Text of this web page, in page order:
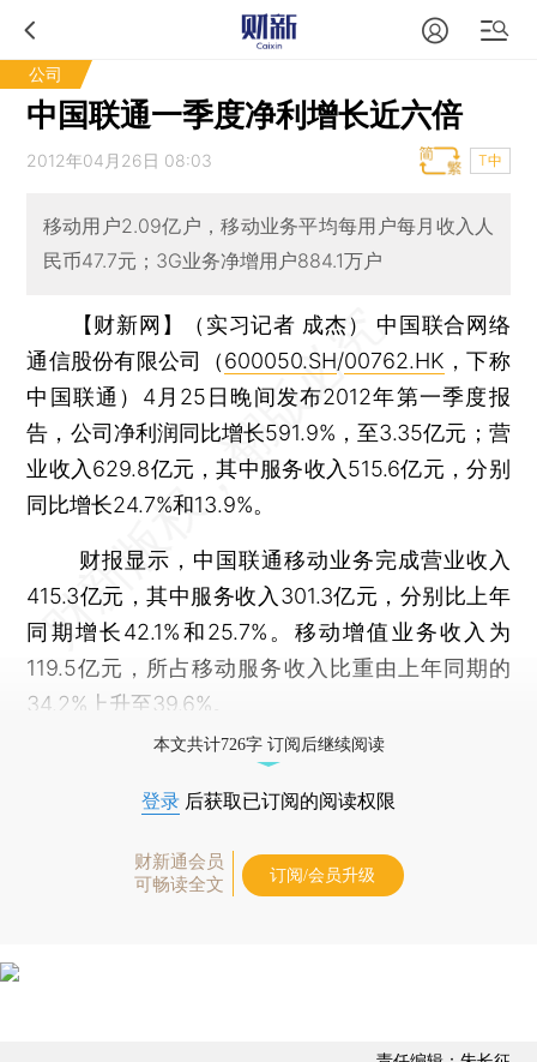
公司
中国联通一季度净利增长近六倍
2012年04月26日 08:03 T中
移动用户2.09亿户，移动业务平均每用户每月收入人
民币47.7元；3G业务净增用户884.1万户
【财新网】（实习记者 成杰）
中国联合网络
通信股份有限公司（600050.SH/00762.HK ，下称
中国联通）4月25日晚间发布2012年第一季度报
告，公司净利润同比增长591.9%，至3.35亿元；营
业收入629.8亿元，其中服务收入515.6亿元，分别
同比增长24.7%和13.9%。
财报显示，中国联通移动业务完成营业收入
415.3亿元，其中服务收入301.3亿元，分别比上年
同期增长42.1%和25.7%。移动增值业务收入为
119.5亿元，所占移动服务收入比重由上年同期的
34.2%上升至39.6%。
本文共计726字 订阅后继续阅读
登录 后获取已订阅的阅读权限
财新通会员
可畅读全文
订阅/会员升级